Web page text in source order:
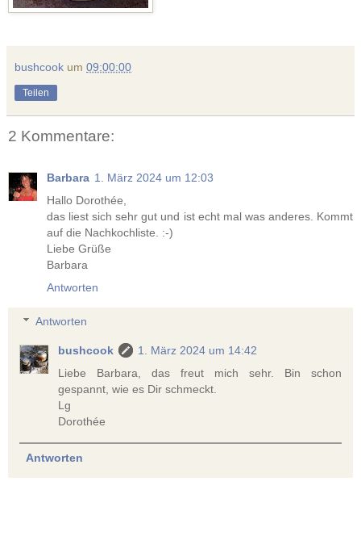
bushcook um 09:00:00
Teilen
2 Kommentare:
Barbara 1. März 2024 um 12:03
Hallo Dorothée,
das liest sich sehr gut und ist echt mal was anderes. Kommt
auf die Nachkochliste. :-)
Liebe Grüße
Barbara
Antworten
Antworten
bushcook
1. März 2024 um 14:42
Liebe Barbara, das freut mich sehr. Bin schon
gespannt, wie es Dir schmeckt.
Lg
Dorothée
Antworten